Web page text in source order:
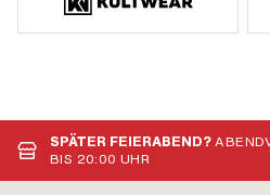
SPÄTER FEIERABEND?
BIS 20:00 UHR